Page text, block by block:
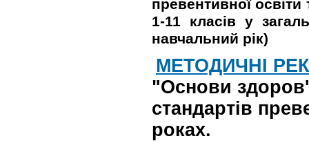
превентивної
1-11 класів у
навчальний рік)
МЕТОДИЧНІ
"Основи
стандартів
роках.